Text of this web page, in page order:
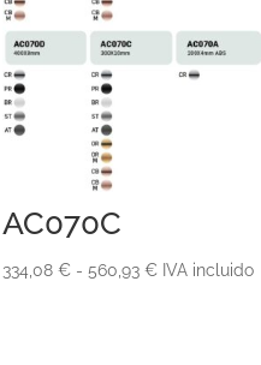
AC070C
334,08 € - 560,93 €Rango
IVA incluido